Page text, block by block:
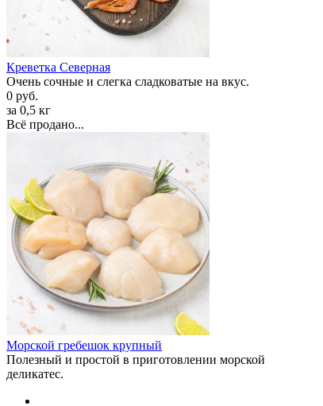
Креветка Cеверная
Очень сочные и слегка сладковатые на вкус.
0 руб.
за 0,5 кг
Всё продано...
Морской гребешок крупный
Полезный и простой в приготовлении морской
деликатес.